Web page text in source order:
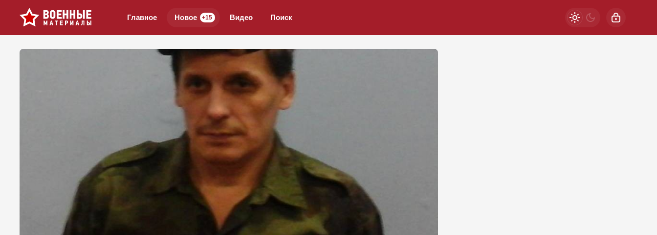
Главное Новое +15 Видео Поиск